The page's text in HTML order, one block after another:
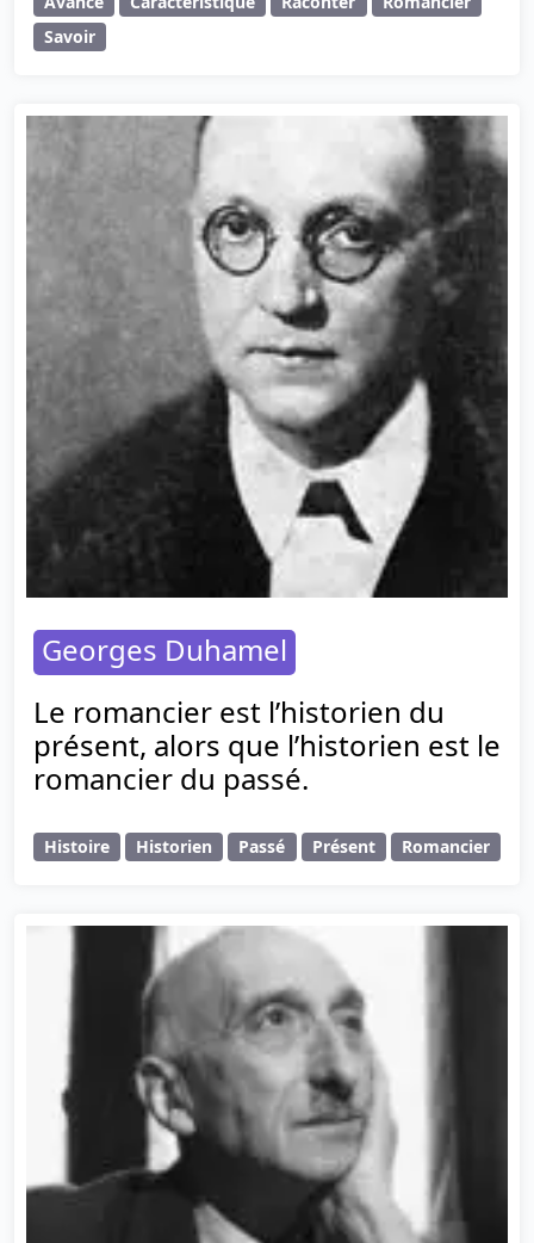
Savoir
Georges Duhamel
Le romancier est l’historien du
présent, alors que l’historien est le
romancier du passé.
Histoire Historien Passé Présent Romancier